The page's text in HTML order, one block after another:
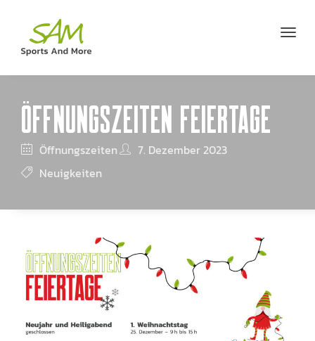
ÖFFNUNGSZEITEN FEIERTAGE
Öffnungszeiten
7. Dezember 2023
Neuigkeiten